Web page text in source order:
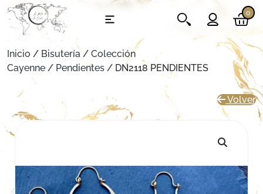
0
Inicio / Bisutería/ Colección
Cayenne / Pendientes / DN2118 PENDIENTES
Volver